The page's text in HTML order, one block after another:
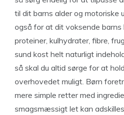
til dit barns alder og motoriske
også for at dit voksende barns
proteiner, kulhydrater, fibre,
sund kost helt naturligt
så skal du altid sørge for at
overhovedet muligt. Børn
mere simple retter med
smagsmæssigt let kan